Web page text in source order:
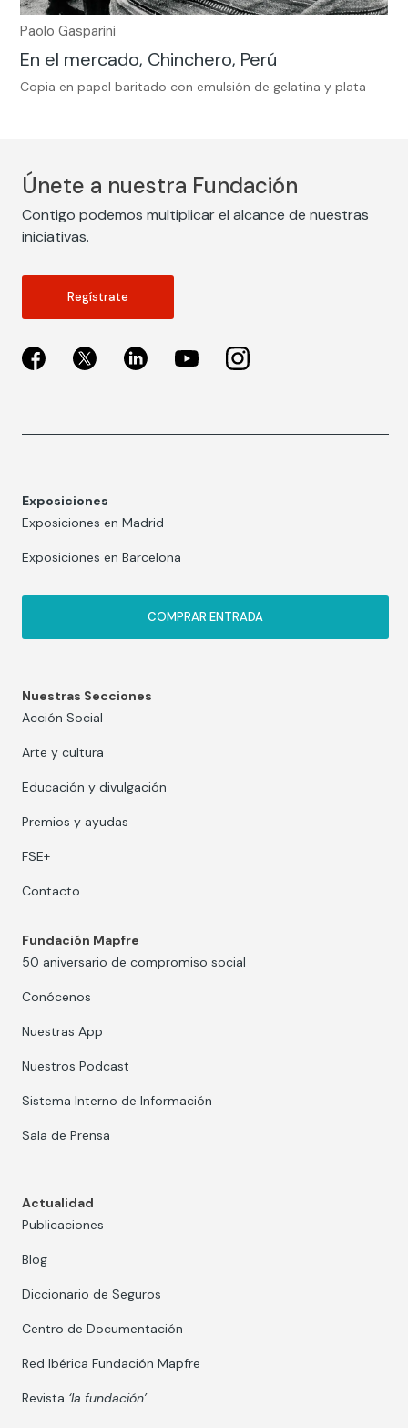
Paolo Gasparini
En el mercado, Chinchero, Perú
Copia en papel baritado con emulsión de gelatina y plata
Únete a nuestra Fundación
Contigo podemos multiplicar el alcance de nuestras
iniciativas.
Regístrate
Exposiciones
Exposiciones en Madrid
Exposiciones en Barcelona
COMPRAR ENTRADA
Nuestras Secciones
Acción Social
Arte y cultura
Educación y divulgación
Premios y ayudas
FSE+
Contacto
Fundación Mapfre
50 aniversario de compromiso social
Conócenos
Nuestras App
Nuestros Podcast
Sistema Interno de Información
Sala de Prensa
Actualidad
Publicaciones
Blog
Diccionario de Seguros
Centro de Documentación
Red Ibérica Fundación Mapfre
Revista ‘la fundación’